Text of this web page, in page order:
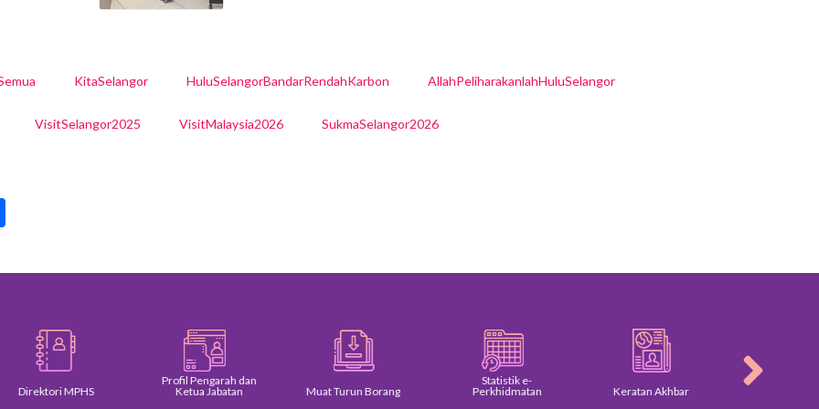
KitaSelangor HuluSelangorBandarRendahKarbon AllahPeliharakanlahHuluSelangor
VisitSelangor2025 VisitMalaysia2026 SukmaSelangor2026
Direktori MPHS
Profil Pengarah dan
Ketua Jabatan
Muat Turun Borang
Statistik e-
Perkhidmatan
Keratan Akhbar